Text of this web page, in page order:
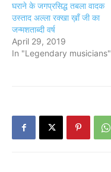
घराने के जगप्रसिद्ध तबला वादक
उस्ताद अल्ला रक्खा ख़ाँ जी का
जन्मशताब्दी वर्ष
April 29, 2019
In "Legendary musicians"